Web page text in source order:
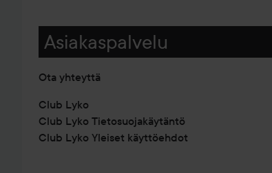
Asiakaspalvelu
Ota yhteyttä
Club Lyko
Club Lyko Tietosuojakäytäntö
Club Lyko Yleiset käyttöehdot